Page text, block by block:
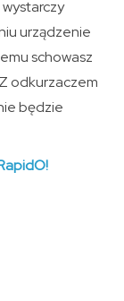
urządzenie
schowasz
odkurzaczem
będzie